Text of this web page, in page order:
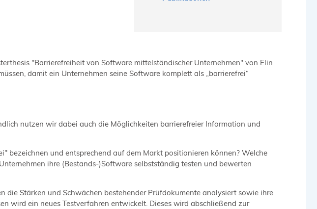
"Barrierefreiheit von Software mittelständischer Unternehmen" von Elin
damit ein Unternehmen seine Software komplett als „barrierefrei“
nutzen wir dabei auch die Möglichkeiten barrierefreier Information und
bezeichnen und entsprechend auf dem Markt positionieren können? Welche
ihre (Bestands-)Software selbstständig testen und bewerten
Stärken und Schwächen bestehender Prüfdokumente analysiert sowie ihre
wird ein neues Testverfahren entwickelt. Dieses wird abschließend zur